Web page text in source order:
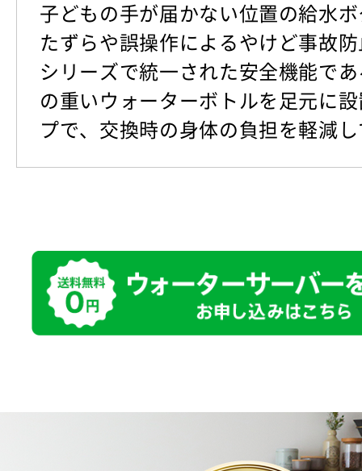
子どもの手が届かない位置の給水
たずらや誤操作によるやけど事故
シリーズで統一された安全機能で
の重いウォーターボトルを足元に
プで、交換時の身体の負担を軽減